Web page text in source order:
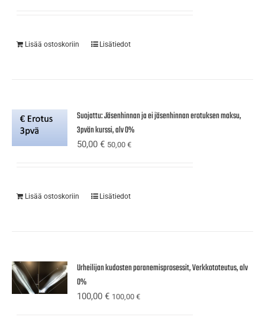
Lisää ostoskoriin Lisätiedot
Suojattu: Jäsenhinnan ja ei jäsenhinnan erotuksen maksu,
3pvän kurssi, alv 0%
50,00€ 50,00€
Lisää ostoskoriin Lisätiedot
Urheilijan kudosten paranemisprosessit, Verkkototeutus, alv
0%
100,00€ 100,00€